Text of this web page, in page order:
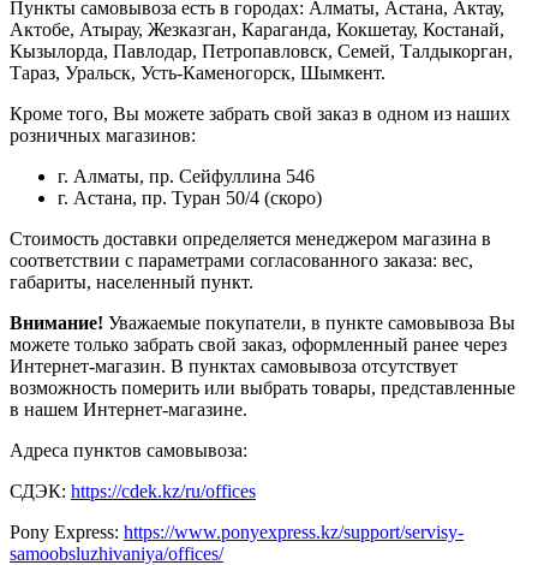
Пункты самовывоза есть в городах: Алматы, Астана, Актау,
Актобе, Атырау, Жезказган, Караганда, Кокшетау, Костанай,
Кызылорда, Павлодар, Петропавловск, Семей, Талдыкорган,
Тараз, Уральск, Усть-Каменогорск, Шымкент.
Кроме того, Вы можете забрать свой заказ в одном из наших
розничных магазинов:
г. Алматы, пр. Сейфуллина 546
г. Астана, пр. Туран 50/4 (скоро)
Стоимость доставки определяется менеджером магазина в
соответствии с параметрами согласованного заказа: вес,
габариты, населенный пункт.
Внимание! Уважаемые покупатели, в пункте самовывоза Вы
можете только забрать свой заказ, оформленный ранее через
Интернет-магазин. В пунктах самовывоза отсутствует
возможность померить или выбрать товары, представленные
в нашем Интернет-магазине.
Адреса пунктов самовывоза:
СДЭК: https://cdek.kz/ru/offices
Pony Express: https://www.ponyexpress.kz/support/servisy-
samoobsluzhivaniya/offices/